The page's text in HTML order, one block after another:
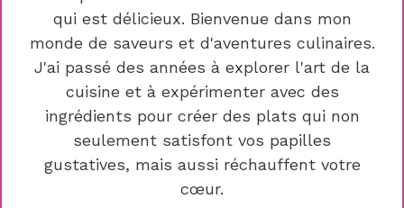
qui est délicieux. Bienvenue dans mon
monde de saveurs et d'aventures culinaires.
J'ai passé des années à explorer l'art de la
cuisine et à expérimenter avec des
ingrédients pour créer des plats qui non
seulement satisfont vos papilles
gustatives, mais aussi réchauffent votre
cœur.